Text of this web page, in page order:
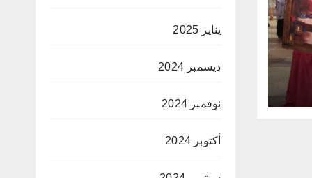
يناير 2025
ديسمبر 2024
نوفمبر 2024
أكتوبر 2024